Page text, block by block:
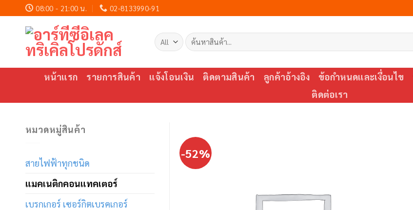
content
08:00 - 21:00 น. 02-8133990-91
ค้นหา:
หน้าแรก รายการสินค้า แจ้งโอนเงิน ติดตามสินค้า ลูกค้าอ้างอิง ข้อกำหนดและเงื่อนไข
ติดต่อเรา
หมวดหมู่สินค้า
สายไฟฟ้าทุกชนิด
แมคเนติกคอนแทคเตอร์
เบรกเกอร์ เซอร์กิตเบรคเกอร์
-52%